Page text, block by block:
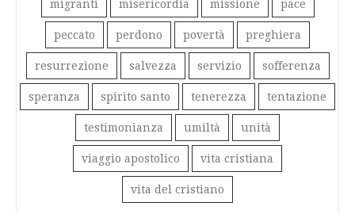
migranti misericordia missione pace
peccato perdono povertà preghiera
resurrezione salvezza servizio sofferenza
speranza spirito santo tenerezza tentazione
testimonianza umiltà unità
viaggio apostolico vita cristiana
vita del cristiano